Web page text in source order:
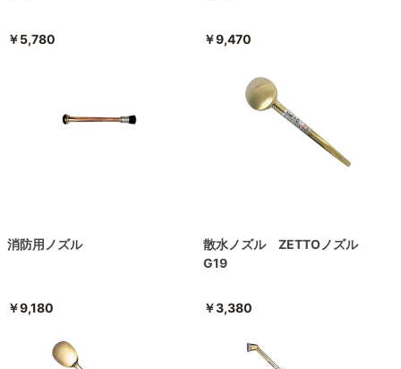
￥5,780 ￥9,470
消防用ノズル
￥9,180
散水ノズル ZETTOノズル
G19
￥3,380